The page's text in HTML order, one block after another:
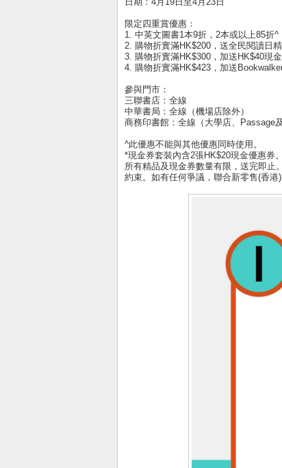
限定四重賞優惠：
1. 中英文圖書1本9折，2本或以上85折^
2. 購物折實滿HK$200，送全民閱讀日
3. 購物折實滿HK$300，加送HK$40現
4. 購物折實滿HK$423，加送
參與門市：
三聯書店：全線
中華書局：全線（機場店除外）
商務印書館：全線（大學店、Passage
^此優惠不能與其他優惠同時使用。
*現金券套裝內含2張HK$20現金優惠券
所有精品及現金券數量有限，送完即止
約束。如有任何爭議，聯合新零售(香港